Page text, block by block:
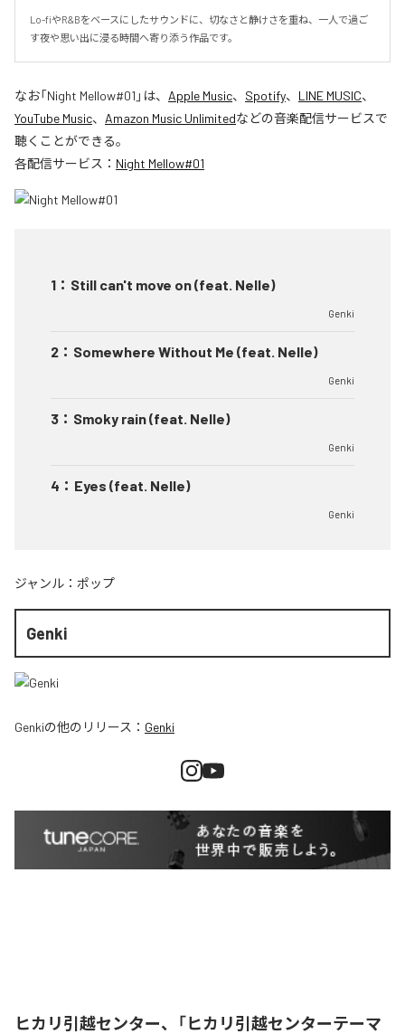
Lo-fiやR&Bをベースにしたサウンドに、切なさと静けさを重ね、一人で過ご
す夜や思い出に浸る時間へ寄り添う作品です。
なお「Night Mellow#01 」は、 Apple Music、 Spotify、 LINE MUSIC、
YouTube Music、 Amazon Music Unlimitedなどの音楽配信サービスで
聴くことができる。
各配信サービス： Night Mellow#01
1 ： Still can't move on (feat. Nelle)
Genki
2 ： Somewhere Without Me (feat. Nelle)
Genki
3 ： Smoky rain (feat. Nelle)
Genki
4 ： Eyes (feat. Nelle)
Genki
ジャンル： ポップ
Genki
Genkiの他のリリース： Genki
ヒカリ引越センター、「ヒカリ引越センターテーマ